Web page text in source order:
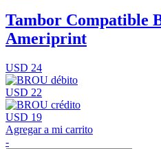
Tambor Compatible
Ameriprint
USD 24
USD 22
USD 19
Agregar a mi carrito
-